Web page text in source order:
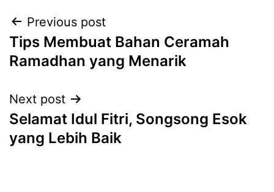
Post
navigation
Previous post
Tips Membuat Bahan Ceramah
Ramadhan yang Menarik
Next post
Selamat Idul Fitri, Songsong Esok
yang Lebih Baik